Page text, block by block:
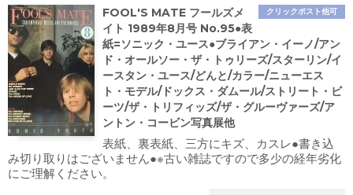
クリックポスト他可
FOOL'S MATE フールズメ
イト 1989年8月号 No.95●表
紙=ソニック・ユース●ブライアン・イーノ/アン
ド・オールソー・ザ・トゥリーズ/スターリン/イ
ースタン・ユース/どんと/カラー/ニューエス
ト・モデル/ドックス・ダムール/ストリート・ビ
ーツ/ザ・トリフィッズ/ザ・グルーヴァーズ/ア
ントン・コービン写真展他
表紙、裏表紙、三方にキズ、カスレ●書き込
み切り取りはございません●※古い雑誌ですので多少の経年劣化
にご理解ください。